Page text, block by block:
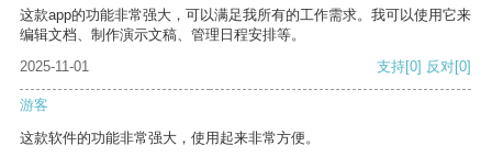
这款app的功能非常强大，可以满足我所有的工作需求。我可以使用它来
编辑文档、制作演示文稿、管理日程安排等。
2025-11-01
支持[0] 反对[0]
游客
这款软件的功能非常强大，使用起来非常方便。